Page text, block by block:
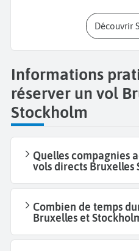
Découvrir
Informations
réserver un vol
Stockholm
Quelles compagnies
vols directs Bruxelles
Combien de temps
Bruxelles et